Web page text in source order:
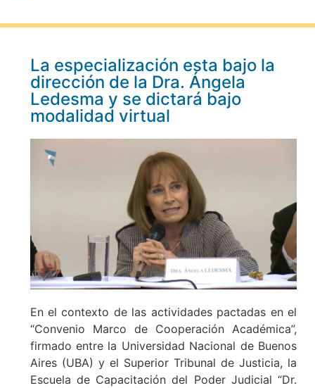
La especialización esta bajo la
dirección de la Dra. Ángela
Ledesma y se dictará bajo
modalidad virtual
En el contexto de las actividades pactadas en el
“Convenio Marco de Cooperación Académica”,
firmado entre la Universidad Nacional de Buenos
Aires (UBA) y el Superior Tribunal de Justicia, la
Escuela de Capacitación del Poder Judicial “Dr.